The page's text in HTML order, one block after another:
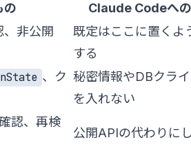
の
Claude Codeへ
非公開
既定はここに置くよ
する
、ク 秘密情報やDBクラ
を入れない
認、再検
公開APIの代わりに